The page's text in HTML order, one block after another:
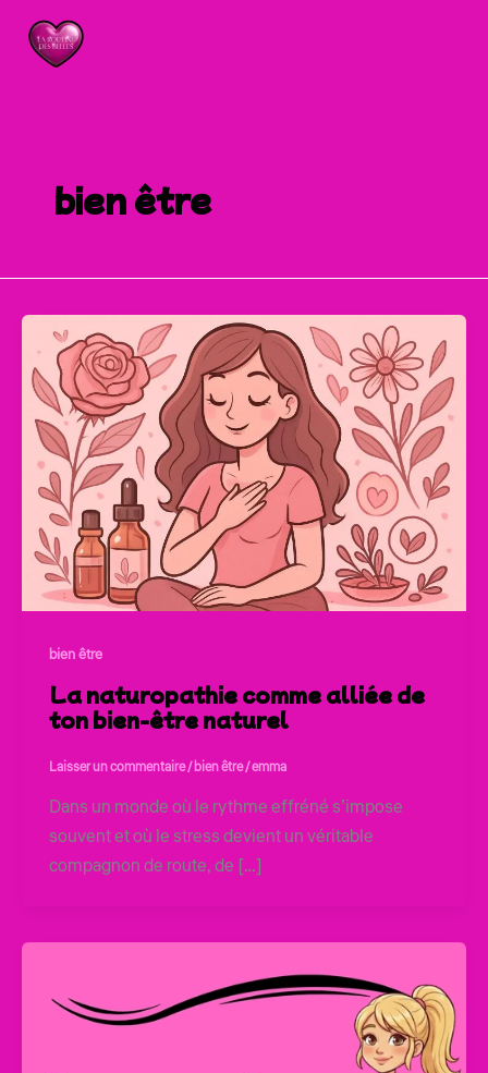
contenu
bien être
bien être
La naturopathie comme alliée de
ton bien-être naturel
Laisser un commentaire/bien être/emma
Dans un monde où le rythme effréné s’impose
souvent et où le stress devient un véritable
compagnon de route, de […]